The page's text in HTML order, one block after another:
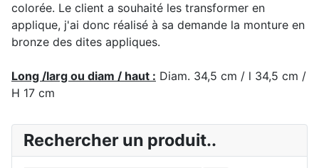
Rechercher un produit..
colorée. Le client a souhaité les transformer en
applique, j'ai donc réalisé à sa demande la monture en
bronze des dites appliques.
Long /larg ou diam / haut : Diam. 34,5 cm / l 34,5 cm /
H 17 cm